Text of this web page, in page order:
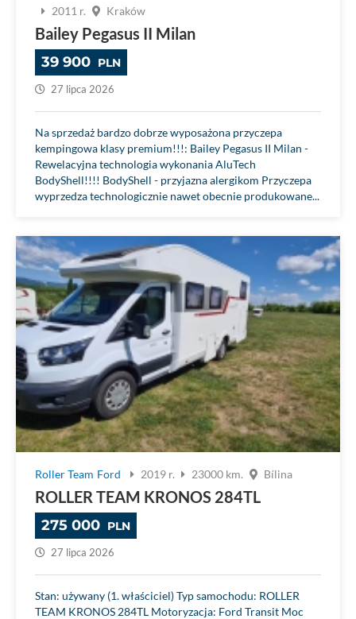
2011 r. Kraków
Bailey Pegasus II Milan
39 900 PLN
27 lipca 2026
Na sprzedaż bardzo dobrze wyposażona przyczepa
kempingowa klasy premium!!!: Bailey Pegasus II Milan -
Rewelacyjna technologia wykonania AluTech
BodyShell!!!! BodyShell - przyjazna alergikom Przyczepa
wyprzedza technologicznie nawet obecnie produkowane...
Roller Team Ford 2019 r. 23000 km. Bílina
ROLLER TEAM KRONOS 284TL
275 000 PLN
27 lipca 2026
Stan: używany (1. właściciel) Typ samochodu: ROLLER
TEAM KRONOS 284TL Motoryzacja: Ford Transit Moc